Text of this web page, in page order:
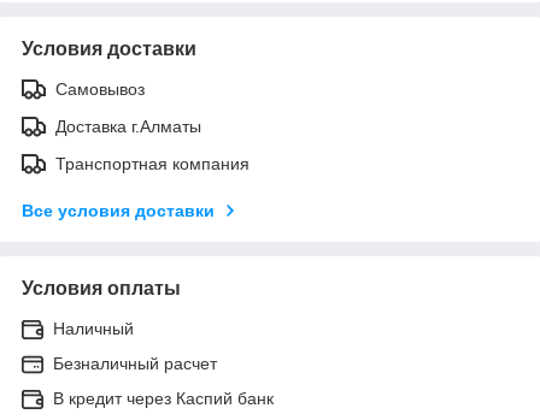
Условия доставки
Самовывоз
Доставка г.Алматы
Транспортная компания
Все условия доставки
Условия оплаты
Наличный
Безналичный расчет
В кредит через Каспий банк